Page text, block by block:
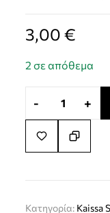
3,00€
2 σε απόθεμα
- +
Κατηγορία: Kaissa